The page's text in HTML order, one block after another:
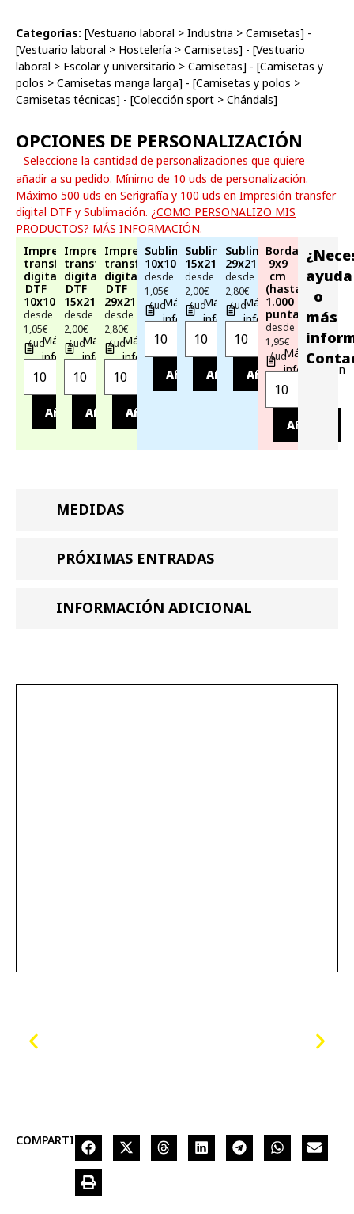
Categorías: [Vestuario laboral > Industria > Camisetas] -
[Vestuario laboral > Hostelería > Camisetas] - [Vestuario
laboral > Escolar y universitario > Camisetas] - [Camisetas y
polos > Camisetas manga larga] - [Camisetas y polos >
Camisetas técnicas] - [Colección sport > Chándals]
OPCIONES DE PERSONALIZACIÓN
Seleccione la cantidad de personalizaciones que quiere
añadir a su pedido. Mínimo de 10 uds de personalización.
Máximo 500 uds en Serigrafía y 100 uds en Impresión transfer
digital DTF y Sublimación. ¿COMO PERSONALIZO MIS
PRODUCTOS? MÁS INFORMACIÓN.
Impresión
transfer
digital
DTF
10x10cm
desde
1,05€
/ udMás
información
Añadir
Impresión
transfer
digital
DTF
15x21cm
desde
2,00€
/ udMás
información
Añadir
Impresión
transfer
digital
DTF
29x21cm
desde
2,80€
/ udMás
información
Añadir
Sublimación
10x10cm
desde
1,05€
/ udMás
información
Añadir
Sublimación
15x21cm
desde
2,00€
/ udMás
información
Añadir
Sublimación
29x21cm
desde
2,80€
/ udMás
información
Añadir
Bordado
9x9
cm
(hasta
1.000
puntadas)
desde
1,95€
/ udMás
información
Añadir
ayuda
o
más
MEDIDAS
PRÓXIMAS ENTRADAS
INFORMACIÓN ADICIONAL
COMPARTIR